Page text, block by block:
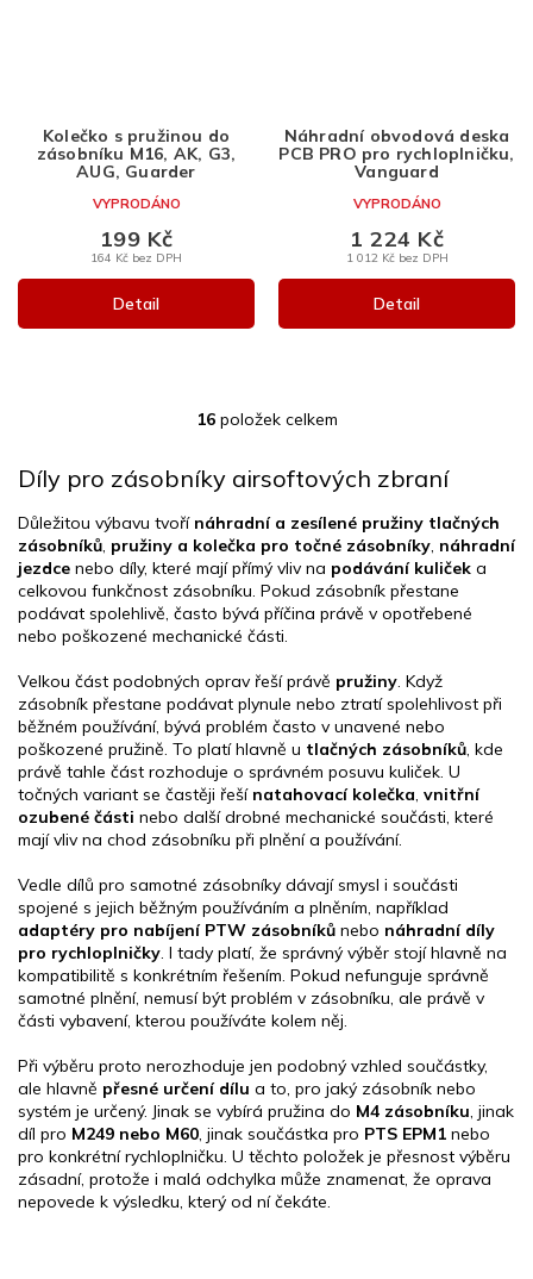
Kolečko s pružinou do
zásobníku M16, AK, G3,
AUG, Guarder
VYPRODÁNO
164 Kč bez DPH
199 Kč
Detail
Náhradní obvodová deska
PCB PRO pro rychloplničku,
Vanguard
VYPRODÁNO
1 012 Kč bez DPH
1 224 Kč
Detail
O
l
d
a
c
í
p
r
k
y
v
ý
p
i
s
u
16položek celkem
Díly pro zásobníky airsoftových zbraní
Důležitou výbavu tvoří náhradní a zesílené pružiny tlačných
zásobníků, pružiny a kolečka pro točné zásobníky, náhradní
jezdce nebo díly, které mají přímý vliv na podávání kuliček a
celkovou funkčnost zásobníku. Pokud zásobník přestane
podávat spolehlivě, často bývá příčina právě v opotřebené
nebo poškozené mechanické části.
Velkou část podobných oprav řeší právě pružiny. Když
zásobník přestane podávat plynule nebo ztratí spolehlivost při
běžném používání, bývá problém často v unavené nebo
poškozené pružině. To platí hlavně u tlačných zásobníků, kde
právě tahle část rozhoduje o správném posuvu kuliček. U
točných variant se častěji řeší natahovací kolečka, vnitřní
ozubené části nebo další drobné mechanické součásti, které
mají vliv na chod zásobníku při plnění a používání.
Vedle dílů pro samotné zásobníky dávají smysl i součásti
spojené s jejich běžným používáním a plněním, například
adaptéry pro nabíjení PTW zásobníků nebo náhradní díly
pro rychloplničky. I tady platí, že správný výběr stojí hlavně na
kompatibilitě s konkrétním řešením. Pokud nefunguje správně
samotné plnění, nemusí být problém v zásobníku, ale právě v
části vybavení, kterou používáte kolem něj.
Při výběru proto nerozhoduje jen podobný vzhled součástky,
ale hlavně přesné určení dílu a to, pro jaký zásobník nebo
systém je určený. Jinak se vybírá pružina do M4 zásobníku, jinak
díl pro M249 nebo M60, jinak součástka pro PTS EPM1 nebo
pro konkrétní rychloplničku. U těchto položek je přesnost výběru
zásadní, protože i malá odchylka může znamenat, že oprava
nepovede k výsledku, který od ní čekáte.